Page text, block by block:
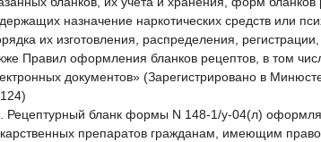
назначение наркотических средств или
их изготовления, распределения,
Правил оформления бланков рецептов, в том
документов» (Зарегистрировано в
Рецептурный бланк формы N 148-1/у-04(л)
препаратов гражданам, имеющим